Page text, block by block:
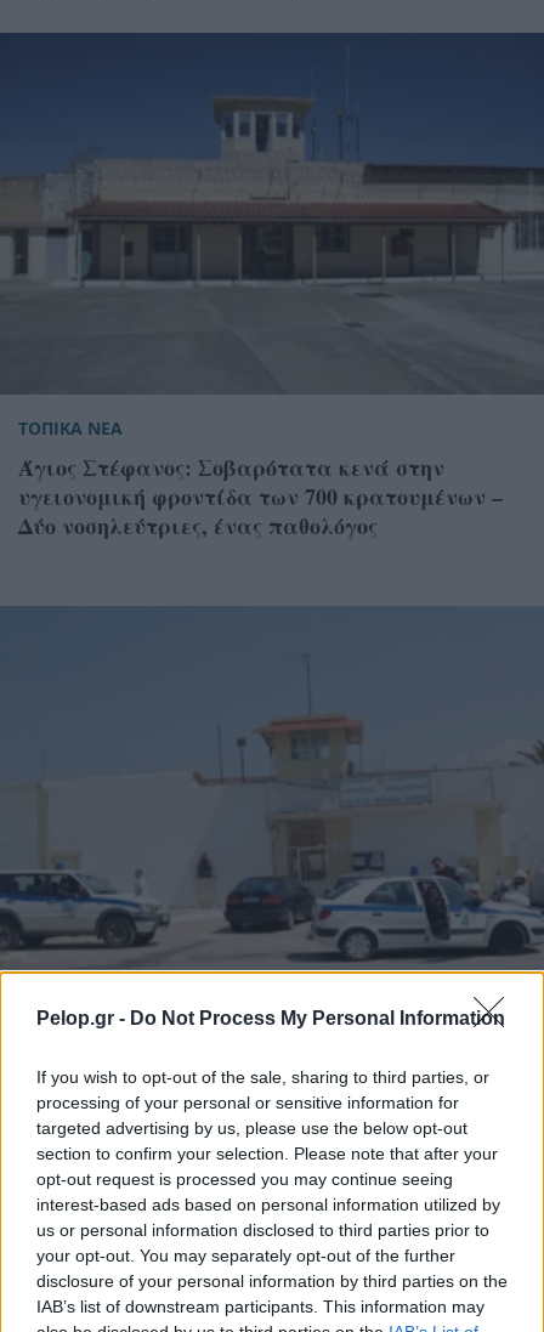
Pelop.gr - Do Not Process My Personal Information
If you wish to opt-out of the sale, sharing to third parties, or
processing of your personal or sensitive information for
targeted advertising by us, please use the below opt-out
section to confirm your selection. Please note that after your
opt-out request is processed you may continue seeing
interest-based ads based on personal information utilized by
us or personal information disclosed to third parties prior to
your opt-out. You may separately opt-out of the further
disclosure of your personal information by third parties on the
IAB’s list of downstream participants. This information may
ΤΟΠΙΚΑ ΝΕΑ
Άγιος Στέφανος: Σοβαρότατα κενά στην
υγειονομική φροντίδα των 700 κρατουμένων –
Δύο νοσηλεύτριες, ένας παθολόγος
ναρκωτικό-φονιά σε νέα αιφνιδιαστική
επιχείρηση στις φυλακές